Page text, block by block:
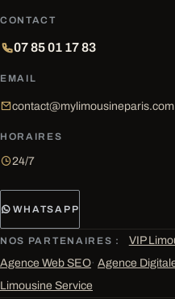
CONTACT
07 85 01 17 83
EMAIL
contact@mylimousineparis.com
HORAIRES
24/7
WHATSAPP
NOS PARTENAIRES : VIP
Agence Web SEO· Agence
Limousine Service